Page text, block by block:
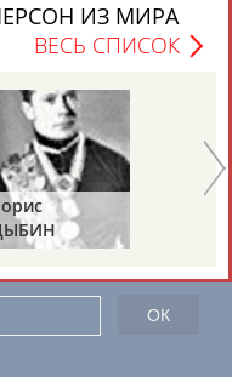
КНОПКИ
ИЗ МИРА
ВЕСЬ СПИСОК